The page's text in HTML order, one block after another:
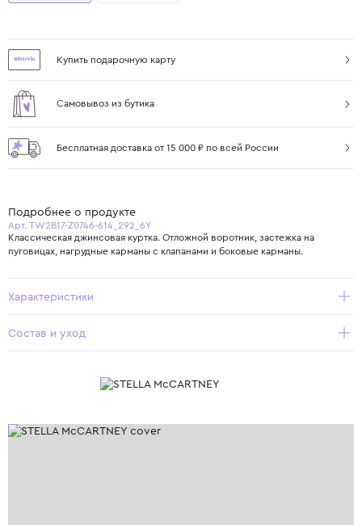
Купить подарочную карту
Самовывоз из бутика
Бесплатная доставка от 15 000 ₽ по всей России
Подробнее о продукте
Арт. TW2B17-Z0746-614_292_6Y
Классическая джинсовая куртка. Отложной воротник, застежка на
пуговицах, нагрудные карманы с клапанами и боковые карманы.
Характеристики
Состав и уход